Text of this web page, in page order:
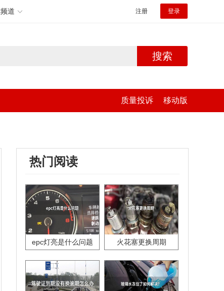
道 注册 登录
搜索
质量投诉 移动版
热门阅读
epc灯亮是什么问题 火花塞更换周期